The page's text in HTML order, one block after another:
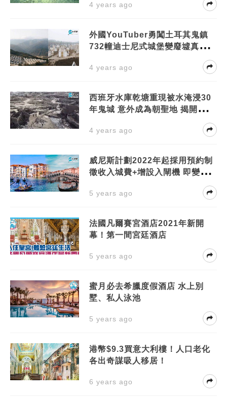
4 years ago
外國YouTuber勇闖土耳其鬼鎮
732幢迪士尼式城堡變廢墟真相曝
4 years ago
西班牙水庫乾塘重現被水淹浸30
年鬼城 意外成為朝聖地 揭開前世
4 years ago
威尼斯計劃2022年起採用預約制
徵收入城費+增設入閘機 即變主
5 years ago
法國凡爾賽宮酒店2021年新開
幕！第一間宮廷酒店
5 years ago
蜜月必去希臘度假酒店 水上別
墅、私人泳池
5 years ago
港幣$9.3買意大利樓！人口老化
各出奇謀吸人移居！
6 years ago